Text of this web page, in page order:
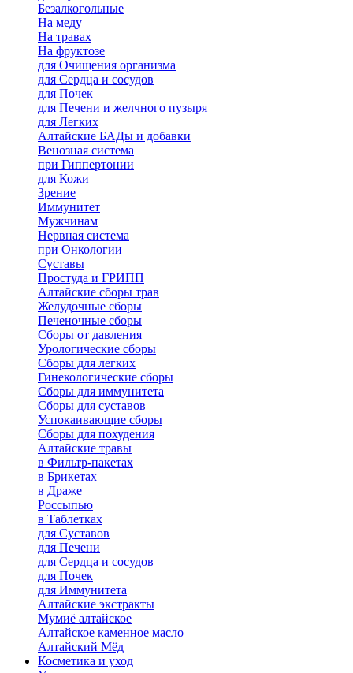
Безалкогольные
На меду
На травах
На фруктозе
для Очищения организма
для Сердца и сосудов
для Почек
для Печени и желчного пузыря
для Легких
Алтайские БАДы и добавки
Венозная система
при Гиппертонии
для Кожи
Зрение
Иммунитет
Мужчинам
Нервная система
при Онкологии
Суставы
Простуда и ГРИПП
Алтайские сборы трав
Желудочные сборы
Печеночные сборы
Сборы от давления
Урологические сборы
Сборы для легких
Гинекологические сборы
Сборы для иммунитета
Сборы для суставов
Успокаивающие сборы
Сборы для похудения
Алтайские травы
в Фильтр-пакетах
в Брикетах
в Драже
Россыпью
в Таблетках
для Cуставов
для Печени
для Сердца и сосудов
для Почек
для Иммунитета
Алтайские экстракты
Мумиё алтайское
Алтайское каменное масло
Алтайский Мёд
Косметика и уход